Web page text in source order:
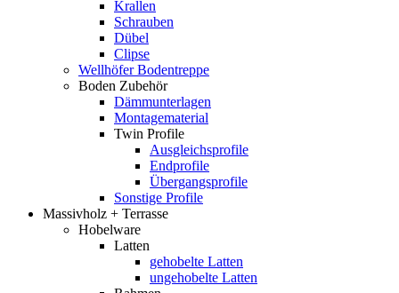
Krallen
Schrauben
Dübel
Clipse
Wellhöfer Bodentreppe
Boden Zubehör
Dämmunterlagen
Montagematerial
Twin Profile
Ausgleichsprofile
Endprofile
Übergangsprofile
Sonstige Profile
Massivholz + Terrasse
Hobelware
Latten
gehobelte Latten
ungehobelte Latten